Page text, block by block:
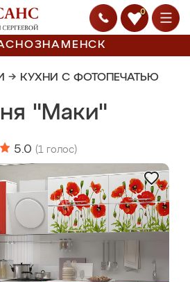
0
→ КУХНИ С ФОТОПЕЧАТЬЮ
"Маки"
5.0 (1 голос)